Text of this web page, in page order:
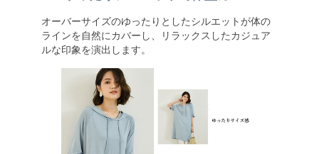
オーバーサイズのゆったりとしたシルエットが体の
ラインを自然にカバーし、リラックスしたカジュア
ルな印象を演出します。